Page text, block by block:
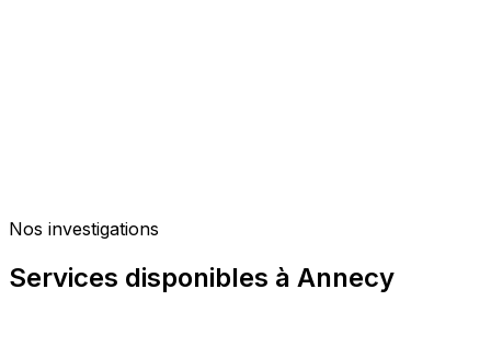
Nos investigations
Services disponibles à Annecy